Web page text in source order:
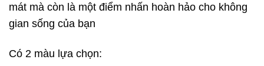
mát mà còn là một điểm nhấn hoàn hảo cho không
gian sống của bạn
Có 2 màu lựa chọn: